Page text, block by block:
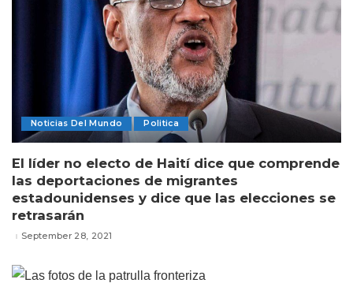
Noticias Del Mundo Politica
El líder no electo de Haití dice que comprende
las deportaciones de migrantes
estadounidenses y dice que las elecciones se
retrasarán
September 28, 2021